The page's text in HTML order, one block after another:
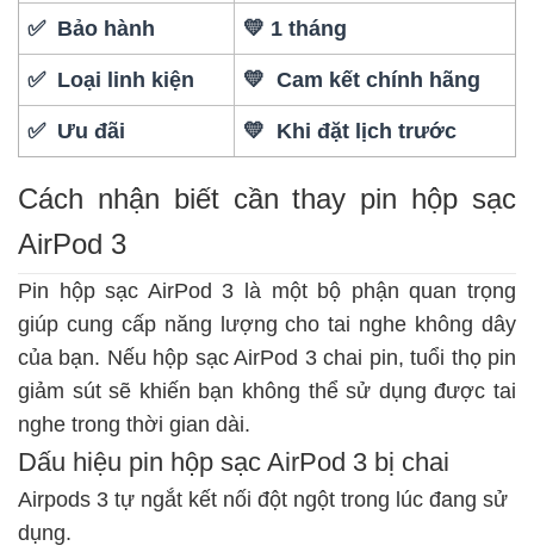
✅ Bảo hành 💛 1 tháng
✅ Loại linh kiện 💛 Cam kết chính hãng
✅ Ưu đãi 💛 Khi đặt lịch trước
Cách nhận biết cần thay pin hộp sạc
AirPod 3
Pin hộp sạc AirPod 3 là một bộ phận quan trọng
giúp cung cấp năng lượng cho tai nghe không dây
của bạn. Nếu hộp sạc AirPod 3 chai pin, tuổi thọ pin
giảm sút sẽ khiến bạn không thể sử dụng được tai
nghe trong thời gian dài.
Dấu hiệu pin hộp sạc AirPod 3 bị chai
Airpods 3 tự ngắt kết nối đột ngột trong lúc đang sử
dụng.